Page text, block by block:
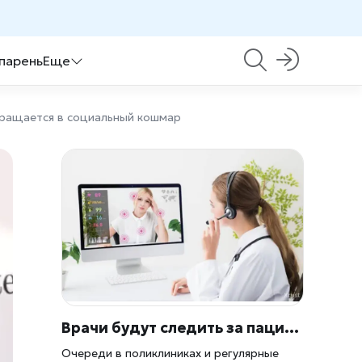
Еще
в социальный кошмар
Врачи будут следить за пациентами из дома: Россия готовит массовый переход к цифровому контролю здоровья
Очереди в поликлиниках и регулярные